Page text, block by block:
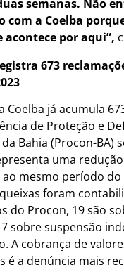
semanas. Não
com a Coelba
acontece por aqui”,
673
Coelba já acumula
de Proteção e
Bahia (Procon-BA)
uma redução
mesmo período do
foram
do Procon, 19 são
sobre suspensão
A cobrança de
é a denúncia mais